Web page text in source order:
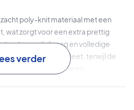
poly-knit materiaal met een
wat zorgt voor een extra prettig
kraag en volledige
design compleet, terwijl de
en taille een goede en
verder